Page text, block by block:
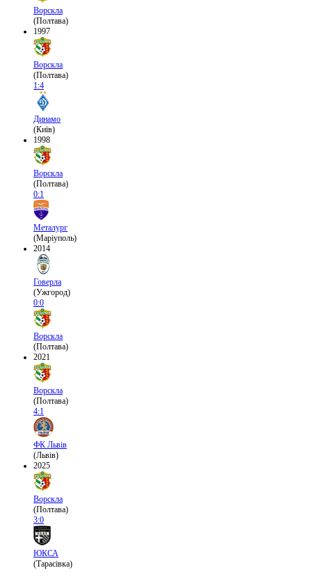
Ворскла
(Полтава)
1997
Ворскла
(Полтава)
1:4
Динамо
(Київ)
1998
Ворскла
(Полтава)
0:1
Металург
(Маріуполь)
2014
Говерла
(Ужгород)
0:0
Ворскла
(Полтава)
2021
Ворскла
(Полтава)
4:1
ФК Львів
(Львів)
2025
Ворскла
(Полтава)
3:0
ЮКСА
(Тарасівка)